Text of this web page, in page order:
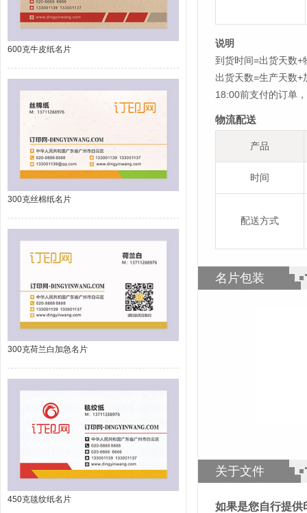
600克牛皮纸名片
300克丝棉纸名片
300克荷兰白加急名片
450克毯纹纸名片
说明
到货时间=出货天数+
出货天数=生产天数
18:00前支付的订单
物流配送
产品
时间
配送方式
名片包装
关于文件
如果是您自行提供